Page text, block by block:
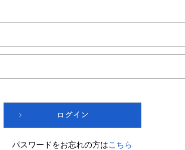
パスワードをお忘れの方はこちら